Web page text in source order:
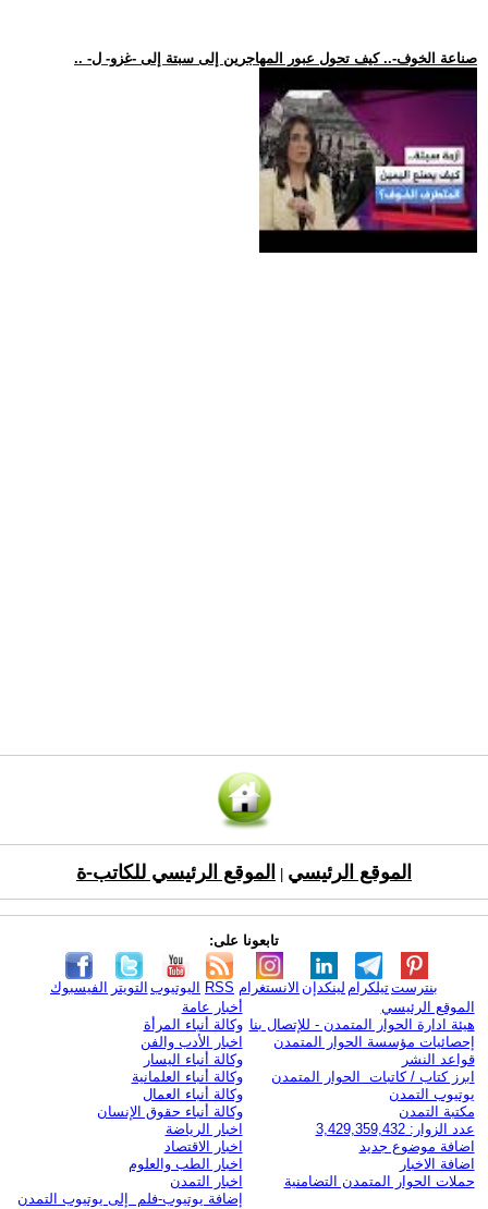
.. -صناعة الخوف-.. كيف تحول عبور المهاجرين إلى سبتة إلى -غزو- ل
الموقع الرئيسي الموقع الرئيسي للكاتب-ة
تابعونا على:
الفيسبوك التويتر اليوتيوب RSS الانستغرام لينكدإن تيلكرامبنترست
الموقع الرئيسي
هيئة ادارة الحوار المتمدن - للإتصال بنا
إحصائيات مؤسسة الحوار المتمدن
قواعد النشر
ابرز كتاب / كاتبات الحوار المتمدن
يوتيوب التمدن
مكتبة التمدن
عدد الزوار: 3,429,359,432
اضافة موضوع جديد
اضافة الاخبار
حملات الحوار المتمدن التضامنية
أخبار عامة
وكالة أنباء المرأة
اخبار الأدب والفن
وكالة أنباء اليسار
وكالة أنباء العلمانية
وكالة أنباء العمال
وكالة أنباء حقوق الإنسان
اخبار الرياضة
اخبار الاقتصاد
اخبار الطب والعلوم
اخبار التمدن
إضافة يوتيوب-فلم إلى يوتيوب التمدن